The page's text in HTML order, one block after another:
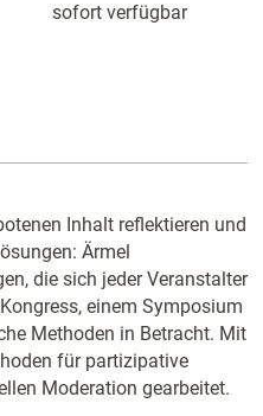
sofort verfügbar
Inhalt reflektieren und
Ärmel
die sich jeder Veranstalter
einem Symposium
Methoden in Betracht. Mit
für partizipative
Moderation gearbeitet.